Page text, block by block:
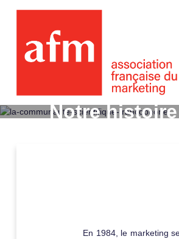
Notre histoire
En 1984, le marketing